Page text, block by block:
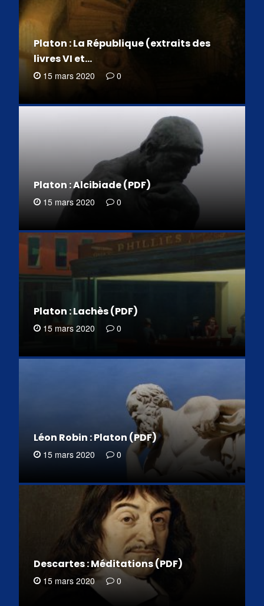
Platon : La République (extraits des
livres VI et…
15 mars 2020 0
Platon : Alcibiade (PDF)
15 mars 2020 0
Platon : Lachès (PDF)
15 mars 2020 0
Léon Robin : Platon (PDF)
15 mars 2020 0
Descartes : Méditations (PDF)
15 mars 2020 0